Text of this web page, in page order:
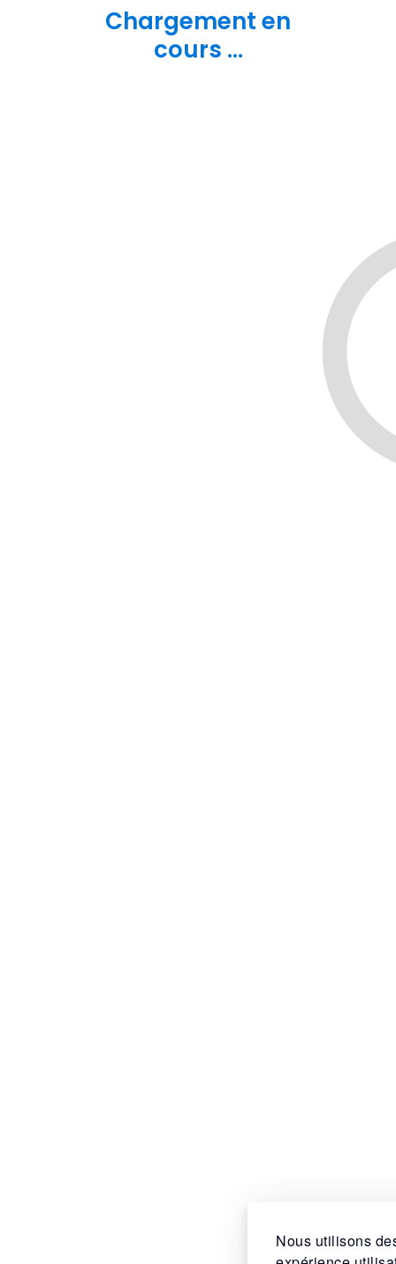
Nous utilisons
Chargement en
cours ...